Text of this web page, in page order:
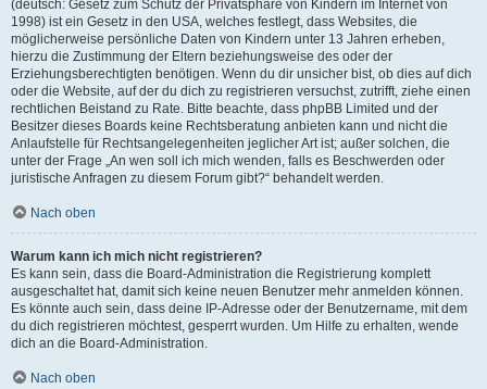
(deutsch: Gesetz zum Schutz der Privatsphäre von Kindern im Internet von
1998) ist ein Gesetz in den USA, welches festlegt, dass Websites, die
möglicherweise persönliche Daten von Kindern unter 13 Jahren erheben,
hierzu die Zustimmung der Eltern beziehungsweise des oder der
Erziehungsberechtigten benötigen. Wenn du dir unsicher bist, ob dies auf dich
oder die Website, auf der du dich zu registrieren versuchst, zutrifft, ziehe einen
rechtlichen Beistand zu Rate. Bitte beachte, dass phpBB Limited und der
Besitzer dieses Boards keine Rechtsberatung anbieten kann und nicht die
Anlaufstelle für Rechtsangelegenheiten jeglicher Art ist; außer solchen, die
unter der Frage „An wen soll ich mich wenden, falls es Beschwerden oder
juristische Anfragen zu diesem Forum gibt?“ behandelt werden.
Nach oben
Warum kann ich mich nicht registrieren?
Es kann sein, dass die Board-Administration die Registrierung komplett
ausgeschaltet hat, damit sich keine neuen Benutzer mehr anmelden können.
Es könnte auch sein, dass deine IP-Adresse oder der Benutzername, mit dem
du dich registrieren möchtest, gesperrt wurden. Um Hilfe zu erhalten, wende
dich an die Board-Administration.
Nach oben